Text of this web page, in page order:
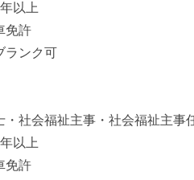
以上
免許
ランク可
・社会福祉主事・社会福祉主
以上
免許